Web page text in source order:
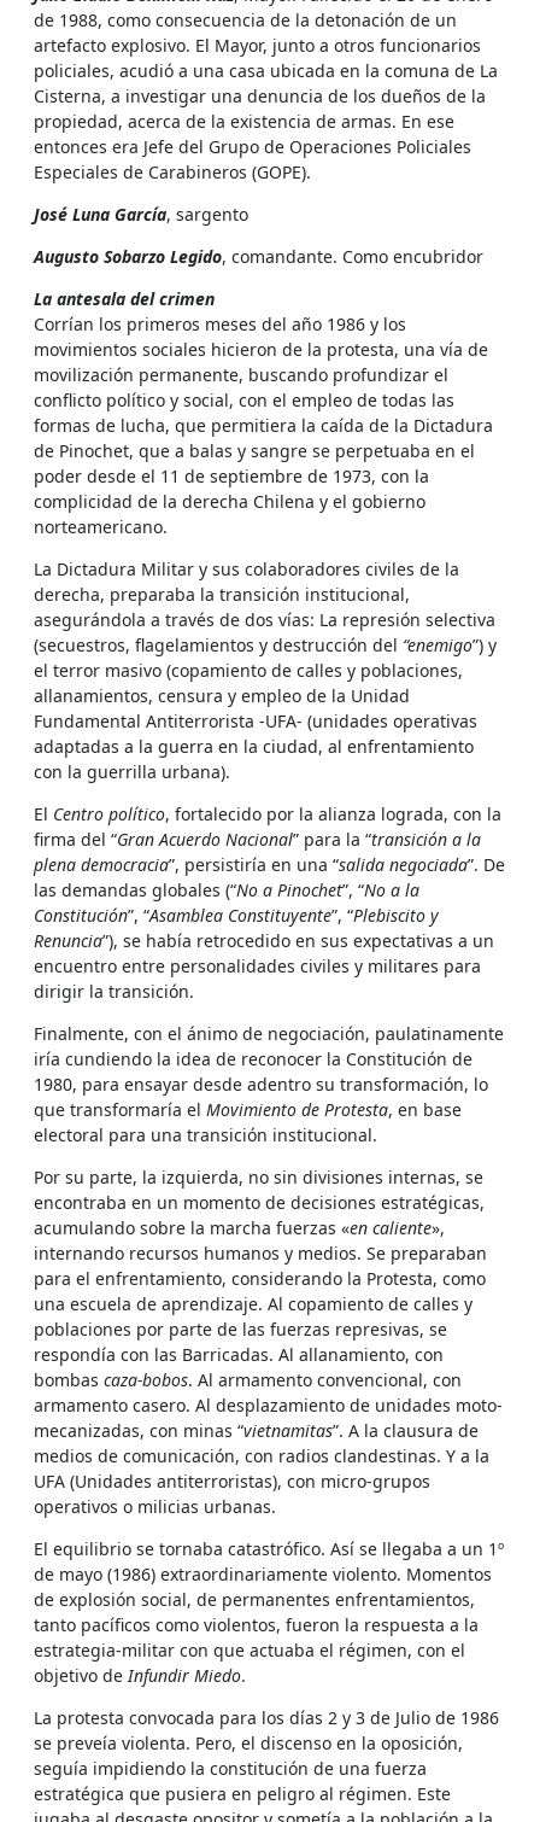
de 1988, como consecuencia de la detonación de un
artefacto explosivo. El Mayor, junto a otros funcionarios
policiales, acudió a una casa ubicada en la comuna de La
Cisterna, a investigar una denuncia de los dueños de la
propiedad, acerca de la existencia de armas. En ese
entonces era Jefe del Grupo de Operaciones Policiales
Especiales de Carabineros (GOPE).
José Luna García, sargento
Augusto Sobarzo Legido, comandante. Como encubridor
La antesala del crimen
Corrían los primeros meses del año 1986 y los
movimientos sociales hicieron de la protesta, una vía de
movilización permanente, buscando profundizar el
conflicto político y social, con el empleo de todas las
formas de lucha, que permitiera la caída de la Dictadura
de Pinochet, que a balas y sangre se perpetuaba en el
poder desde el 11 de septiembre de 1973, con la
complicidad de la derecha Chilena y el gobierno
norteamericano.
La Dictadura Militar y sus colaboradores civiles de la
derecha, preparaba la transición institucional,
asegurándola a través de dos vías: La represión selectiva
(secuestros, flagelamientos y destrucción del “enemigo”) y
el terror masivo (copamiento de calles y poblaciones,
allanamientos, censura y empleo de la Unidad
Fundamental Antiterrorista -UFA- (unidades operativas
adaptadas a la guerra en la ciudad, al enfrentamiento
con la guerrilla urbana).
El Centro político, fortalecido por la alianza lograda, con la
firma del “Gran Acuerdo Nacional” para la “transición a la
plena democracia”, persistiría en una “salida negociada”. De
las demandas globales (“No a Pinochet”, “No a la
Constitución”, “Asamblea Constituyente”, “Plebiscito y
Renuncia”), se había retrocedido en sus expectativas a un
encuentro entre personalidades civiles y militares para
dirigir la transición.
Finalmente, con el ánimo de negociación, paulatinamente
iría cundiendo la idea de reconocer la Constitución de
1980, para ensayar desde adentro su transformación, lo
que transformaría el Movimiento de Protesta, en base
electoral para una transición institucional.
Por su parte, la izquierda, no sin divisiones internas, se
encontraba en un momento de decisiones estratégicas,
acumulando sobre la marcha fuerzas «en caliente»,
internando recursos humanos y medios. Se preparaban
para el enfrentamiento, considerando la Protesta, como
una escuela de aprendizaje. Al copamiento de calles y
poblaciones por parte de las fuerzas represivas, se
respondía con las Barricadas. Al allanamiento, con
bombas caza-bobos. Al armamento convencional, con
armamento casero. Al desplazamiento de unidades moto-
mecanizadas, con minas “vietnamitas”. A la clausura de
medios de comunicación, con radios clandestinas. Y a la
UFA (Unidades antiterroristas), con micro-grupos
operativos o milicias urbanas.
El equilibrio se tornaba catastrófico. Así se llegaba a un 1º
de mayo (1986) extraordinariamente violento. Momentos
de explosión social, de permanentes enfrentamientos,
tanto pacíficos como violentos, fueron la respuesta a la
estrategia-militar con que actuaba el régimen, con el
objetivo de Infundir Miedo.
La protesta convocada para los días 2 y 3 de Julio de 1986
se preveía violenta. Pero, el discenso en la oposición,
seguía impidiendo la constitución de una fuerza
estratégica que pusiera en peligro al régimen. Este